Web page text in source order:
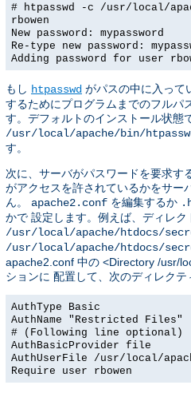
# htpasswd -c /usr/local/
rbowen
New password: mypassword
Re-type new password:
Adding password for user
もし htpasswd がパスの中に入って
するためにプログラムまでのフルパ
す。デフォルトのインストール状態
/usr/local/apache/bin/
す。
次に、サーバがパスワードを要求す
がアクセスを許されているかをサー
ん。 apache2.conf を編集するか
かで 設定します。例えば、ディレク
/usr/local/apache/htdocs/
/usr/local/apache/htdocs/
apache2.conf 中の <Directory /usr/
ションに 配置して、次のディレクテ
AuthType Basic
AuthName "Restricted Files"
# (Following line optional)
AuthBasicProvider file
AuthUserFile /usr/local/
Require user rbowen